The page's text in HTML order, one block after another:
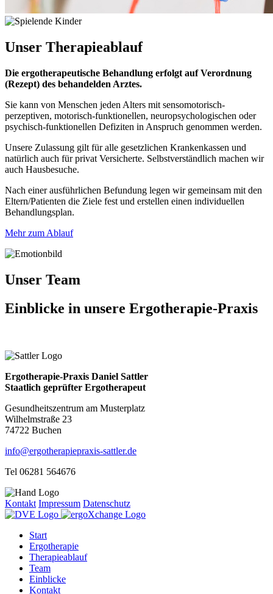
Unser Therapieablauf
Die ergotherapeutische Behandlung erfolgt auf Verordnung
(Rezept) des behandelden Arztes.
Sie kann von Menschen jeden Alters mit sensomotorisch-
perzeptiven, motorisch-funktionellen, neuropsychologischen oder
psychisch-funktionellen Defiziten in Anspruch genommen werden.
Unsere Zulassung gilt für alle gesetzlichen Krankenkassen und
natürlich auch für privat Versicherte. Selbstverständlich machen wir
auch Hausbesuche.
Nach einer ausführlichen Befundung legen wir gemeinsam mit den
Eltern/Patienten die Ziele fest und erstellen einen individuellen
Behandlungsplan.
Mehr zum Ablauf
Unser Team
Einblicke in unsere Ergotherapie-Praxis
Ergotherapie-Praxis Daniel Sattler
Staatlich geprüfter Ergotherapeut
Gesundheitszentrum am Musterplatz
Wilhelmstraße 23
74722 Buchen
info@ergotherapiepraxis-sattler.de
Tel 06281 564676
Kontakt Impressum Datenschutz
Start
Ergotherapie
Therapieablauf
Team
Einblicke
Kontakt